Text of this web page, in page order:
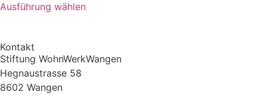
Ausführung wählen
Kontakt
Stiftung WohnWerkWangen
Hegnaustrasse 58
8602 Wangen